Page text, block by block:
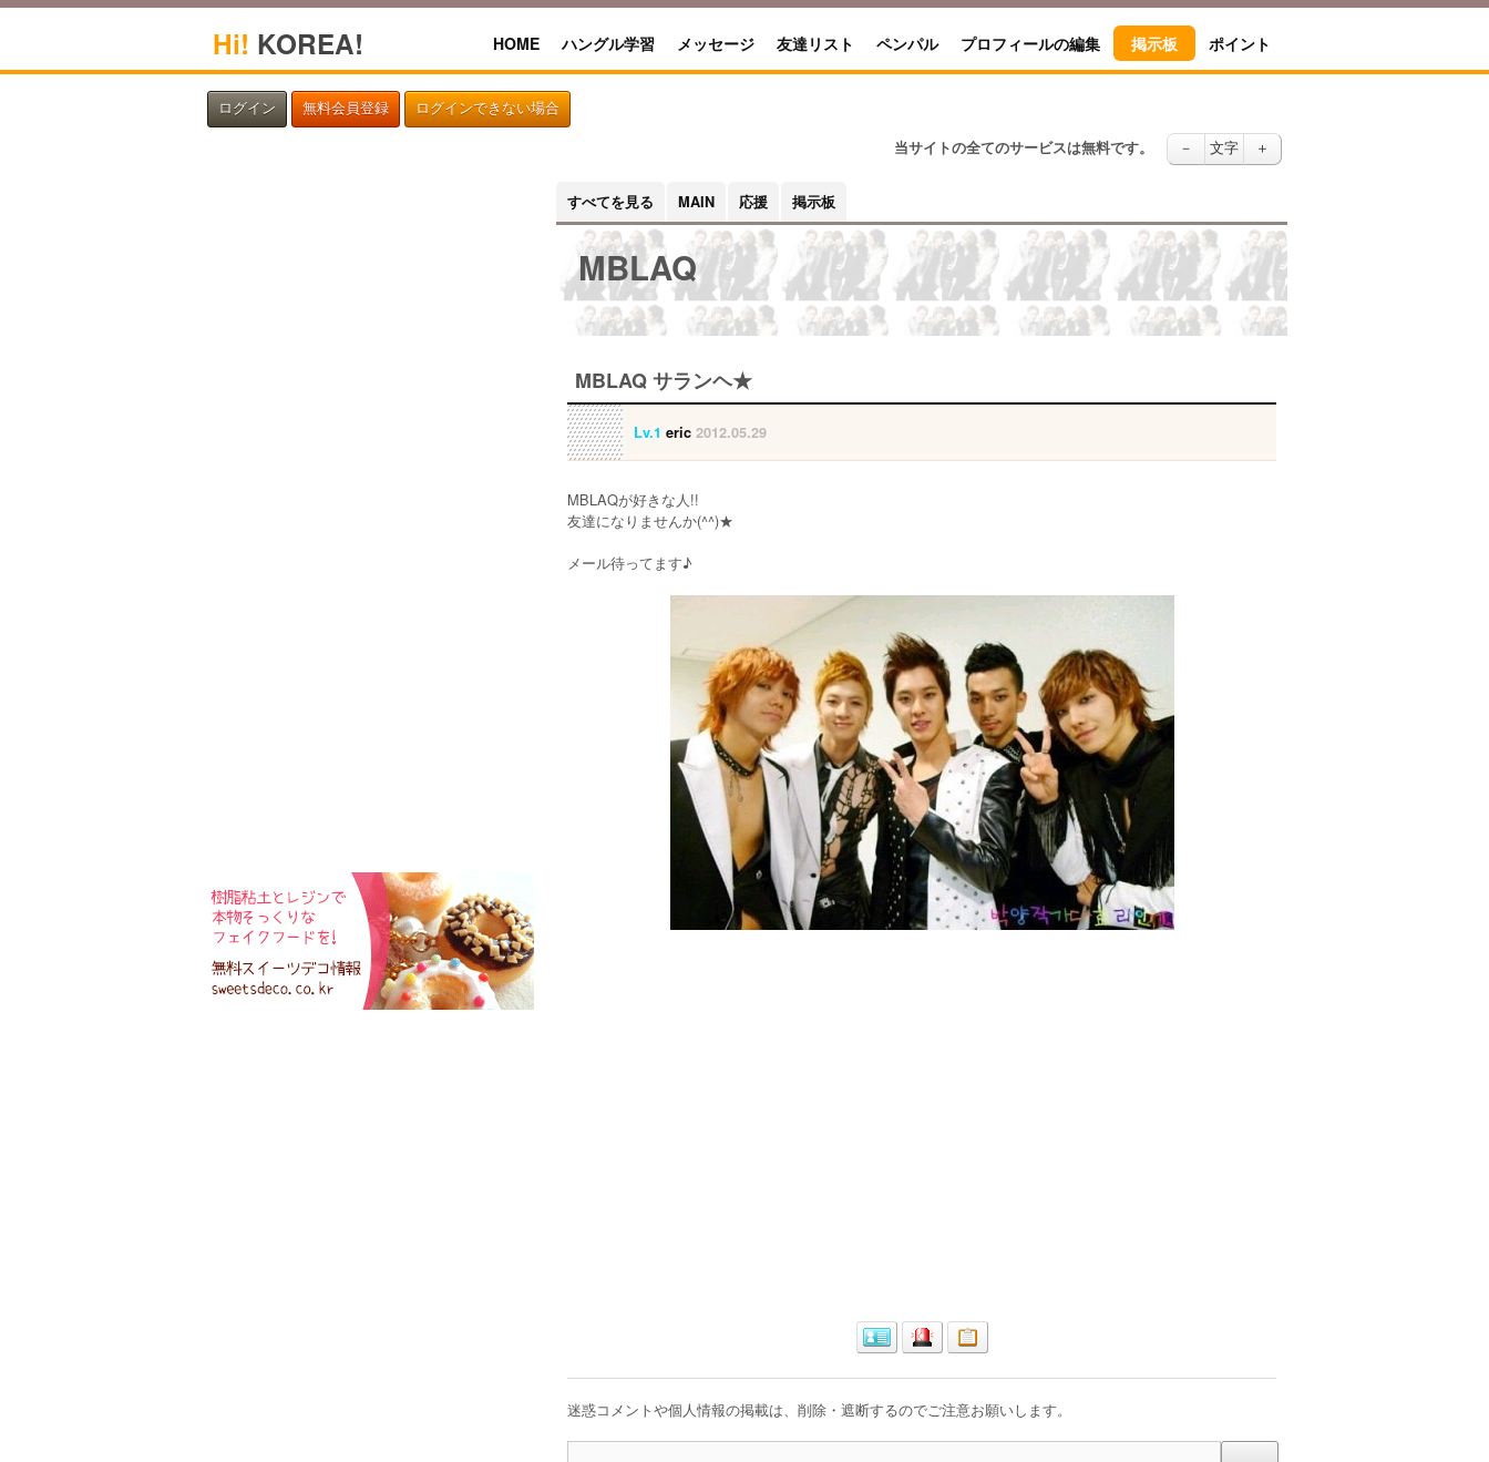
Hi! KOREA! HOME ハングル学習 メッセージ 友達リスト ペンパル プロフィールの編集 掲示板 ポイント
ログイン 無料会員登録 ログインできない場合
当サイトの全てのサービスは無料です。 － 文字 ＋
すべてを見る MAIN 応援 掲示板
MBLAQ
MBLAQ サランヘ★
Lv.1 eric 2012.05.29
MBLAQが好きな人!!
友達になりませんか(^^)★
メール待ってます♪
迷惑コメントや個人情報の掲載は、削除・遮断するのでご注意お願いします。